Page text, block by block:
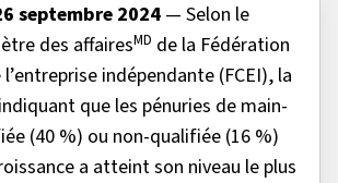
septembre 2024 — Selon le
des affairesMD de la Fédération
indépendante (FCEI), la
que les pénuries de main-
(40 %) ou non-qualifiée (16 %)
a atteint son niveau le plus